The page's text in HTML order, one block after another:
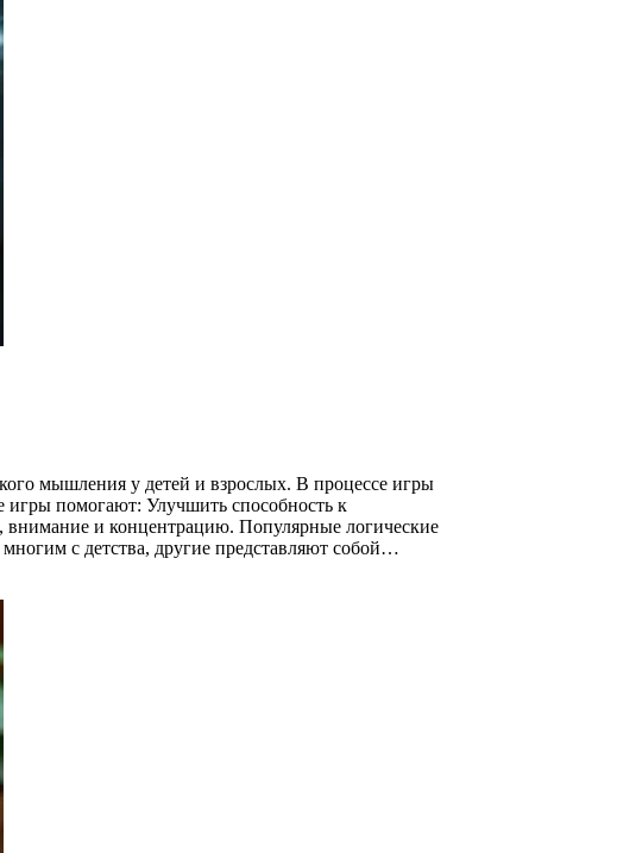
мышления у детей и взрослых. В процессе игры
игры помогают: Улучшить способность к
и концентрацию. Популярные логические
с детства, другие представляют собой…